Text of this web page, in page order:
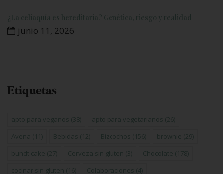
¿La celiaquía es hereditaria? Genética, riesgo y realidad
junio 11, 2026
Etiquetas
apto para veganos (38) apto para vegetarianos (26)
Avena (11) Bebidas (12) Bizcochos (156) brownie (29)
bundt cake (27) Cerveza sin gluten (3) Chocolate (178)
cocinar sin gluten (16) Colaboraciones (4)